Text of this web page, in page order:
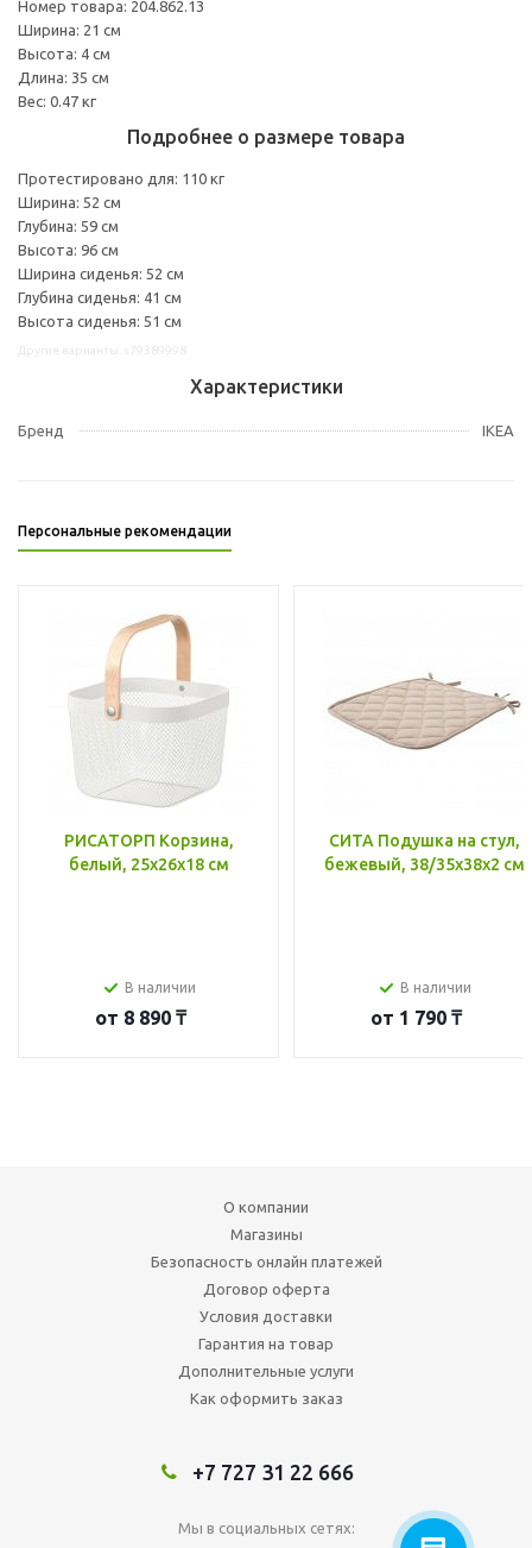
Номер товара: 204.862.13
Ширина: 21 см
Высота: 4 см
Длина: 35 см
Вес: 0.47 кг
Подробнее о размере товара
Протестировано для: 110 кг
Ширина: 52 см
Глубина: 59 см
Высота: 96 см
Ширина сиденья: 52 см
Глубина сиденья: 41 см
Высота сиденья: 51 см
Характеристики
Бренд IKEA
Персональные рекомендации
РИСАТОРП Корзина,
белый, 25x26x18 см
В наличии
от 8 890 ₸
СИТА Подушка на стул,
бежевый, 38/35x38x2 см
В наличии
от 1 790 ₸
О компании
Магазины
Безопасность онлайн платежей
Договор оферта
Условия доставки
Гарантия на товар
Дополнительные услуги
Как оформить заказ
+7 727 31 22 666
Мы в социальных сетях: